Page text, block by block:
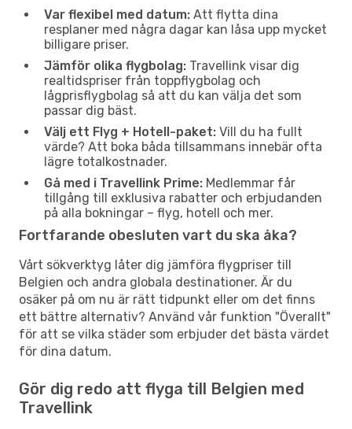
Var flexibel med datum: Att flytta dina
resplaner med några dagar kan låsa upp mycket
billigare priser.
Jämför olika flygbolag: Travellink visar dig
realtidspriser från toppflygbolag och
lågprisflygbolag så att du kan välja det som
passar dig bäst.
Välj ett Flyg + Hotell-paket: Vill du ha fullt
värde? Att boka båda tillsammans innebär ofta
lägre totalkostnader.
Gå med i Travellink Prime: Medlemmar får
tillgång till exklusiva rabatter och erbjudanden
på alla bokningar – flyg, hotell och mer.
Fortfarande obesluten vart du ska åka?
Vårt sökverktyg låter dig jämföra flygpriser till
Belgien och andra globala destinationer. Är du
osäker på om nu är rätt tidpunkt eller om det finns
ett bättre alternativ? Använd vår funktion "Överallt"
för att se vilka städer som erbjuder det bästa värdet
för dina datum.
Gör dig redo att flyga till Belgien med
Travellink